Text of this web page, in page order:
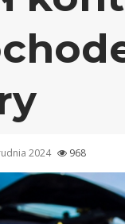
2024 968